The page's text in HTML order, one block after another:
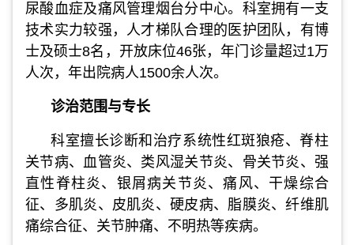
尿酸血症及痛风管理烟台分中心。科室拥有一支
技术实力较强，人才梯队合理的医护团队，有博
士及硕士8名，开放床位46张，年门诊量超过1万
人次，年出院病人1500余人次。
诊治范围与专长
科室擅长诊断和治疗系统性红斑狼疮、脊柱
关节病、血管炎、类风湿关节炎、骨关节炎、强
直性脊柱炎、银屑病关节炎、痛风、干燥综合
征、多肌炎、皮肌炎、硬皮病、脂膜炎、纤维肌
痛综合征、关节肿痛、不明热等疾病。